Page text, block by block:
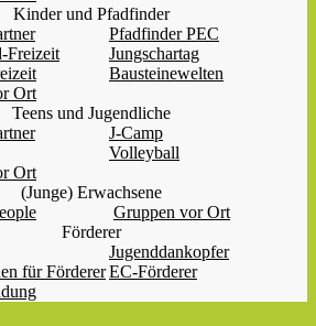
Kinder und Pfadfinder
Pfadfinder PEC
Freizeit
Jungschartag
Bausteinewelten
Ort
Teens und Jugendliche
J-Camp
Volleyball
Ort
(Junge) Erwachsene
Gruppen vor Ort
Förderer
Jugenddankopfer
für FördererEC-Förderer